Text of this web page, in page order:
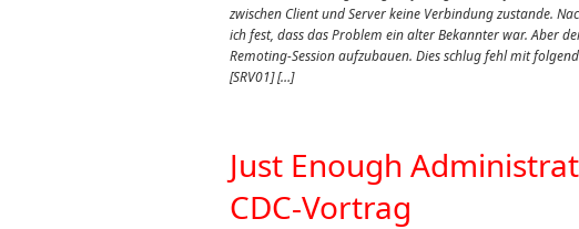
zwischen Client und Server keine Verbindung zustande.
ich fest, dass das Problem ein alter Bekannter war. Aber
Remoting-Session aufzubauen. Dies schlug fehl mit
[SRV01] […]
Just Enough
CDC-Vortrag